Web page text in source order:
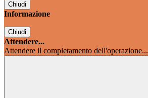
Chiudi
Informazione
Chiudi
Attendere...
Attendere il completamento dell'operazione...